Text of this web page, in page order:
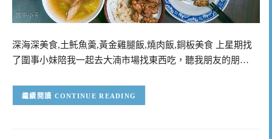
深海深美食,土魠魚羮,黃金雞腿飯,燒肉飯,銅板美食 上星期找
了圍事小妹陪我一起去大湳市場找東西吃，聽我朋友的朋…
CONTINUE READING